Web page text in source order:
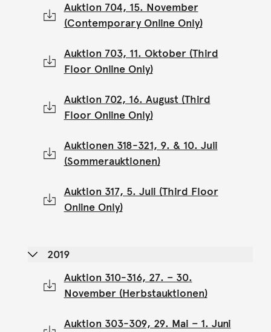
Auktion 704, 15. November
(Contemporary Online Only)
Auktion 703, 11. Oktober (Third
Floor Online Only)
Auktion 702, 16. August (Third
Floor Online Only)
Auktionen 318-321, 9. & 10. Juli
(Sommerauktionen)
Auktion 317, 5. Juli (Third Floor
Online Only)
2019
Auktion 310-316, 27. – 30.
November (Herbstauktionen)
Auktion 303-309, 29. Mai – 1. Juni